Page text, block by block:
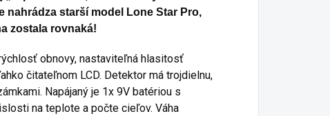
nahrádza starší model Lone Star Pro,
zostala rovnaká!
obnovy, nastaviteľná hlasitosť
čitateľnom LCD. Detektor má trojdielnu,
Napájaný je 1x 9V batériou s
na teplote a počte cieľov. Váha